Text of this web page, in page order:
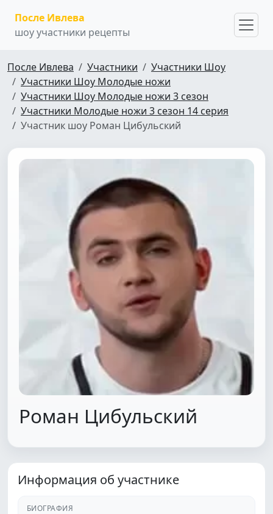
После Ивлева
шоу участники рецепты
После Ивлева Участники
Участники Шоу
Участники Шоу Молодые ножи
Участники Шоу Молодые ножи 3 сезон
Участники Молодые ножи 3 сезон 14 серия
Участник шоу Роман Цибульский
Роман Цибульский
Информация об участнике
БИОГРАФИЯ